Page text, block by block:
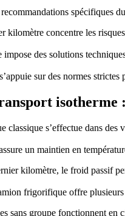
spécifiques
kilomètre concentre les
impose des solutions
sur des normes strictes
classique s’effectue dans des
un maintien en
kilomètre, le froid passif
frigorifique offre
sans groupe fonctionnent en